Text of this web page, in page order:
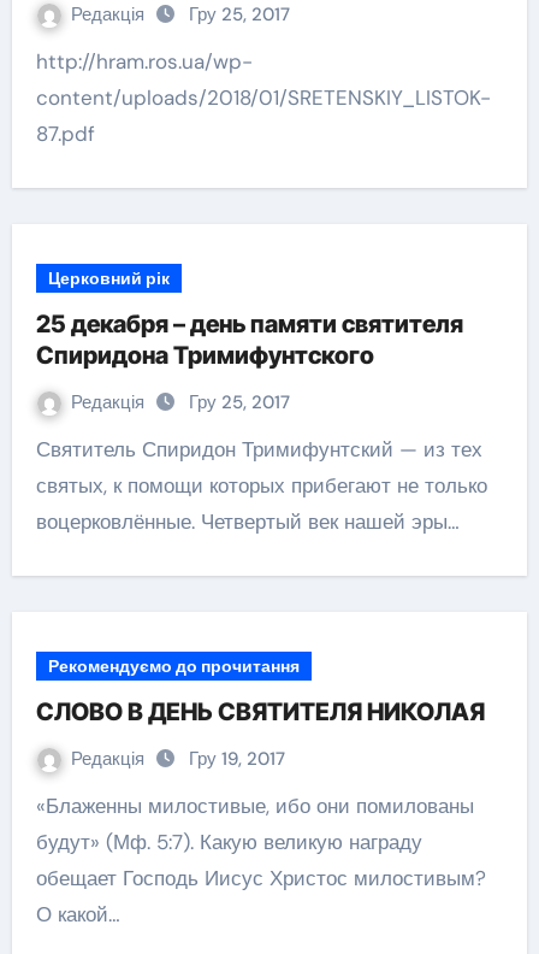
Редакція Гру 25, 2017
http://hram.ros.ua/wp-
content/uploads/2018/01/SRETENSKIY_LISTOK-
87.pdf
Церковний рік
25 декабря – день памяти святителя
Спиридона Тримифунтского
Редакція Гру 25, 2017
Святитель Спиридон Тримифунтский — из тех
святых, к помощи которых прибегают не только
воцерковлённые. Четвертый век нашей эры…
Рекомендуємо до прочитання
СЛОВО В ДЕНЬ СВЯТИТЕЛЯ НИКОЛАЯ
Редакція Гру 19, 2017
«Блаженны милостивые, ибо они помилованы
будут» (Мф. 5:7). Какую великую награду
обещает Господь Иисус Христос милостивым?
О какой…